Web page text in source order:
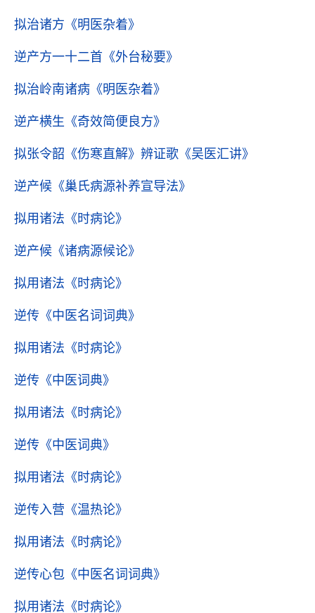
拟治诸方 《明医杂着》
逆产方一十二首 《外台秘要》
拟治岭南诸病 《明医杂着》
逆产横生 《奇效简便良方》
拟张令韶《伤寒直解》辨证歌 《吴医汇讲》
逆产候 《巢氏病源补养宣导法》
拟用诸法 《时病论》
逆产候 《诸病源候论》
拟用诸法 《时病论》
逆传 《中医名词词典》
拟用诸法 《时病论》
逆传 《中医词典》
拟用诸法 《时病论》
逆传 《中医词典》
拟用诸法 《时病论》
逆传入营 《温热论》
拟用诸法 《时病论》
逆传心包 《中医名词词典》
拟用诸法 《时病论》